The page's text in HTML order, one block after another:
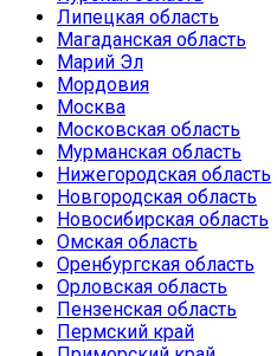
Липецкая область
Магаданская область
Марий Эл
Мордовия
Москва
Московская область
Мурманская область
Нижегородская область
Новгородская область
Новосибирская область
Омская область
Оренбургская область
Орловская область
Пензенская область
Пермский край